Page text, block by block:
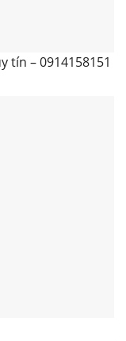
tín – 0914158151